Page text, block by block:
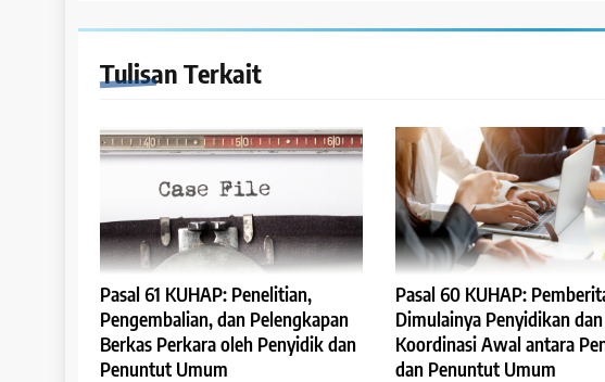
Tulisan Terkait
Pasal 61 KUHAP: Penelitian,
Pengembalian, dan Pelengkapan
Berkas Perkara oleh Penyidik dan
Penuntut Umum
Pasal 60 KUHAP:
Dimulainya Penyidikan dan
Koordinasi Awal antara
dan Penuntut Umum
HUKUM JAMINAN - GADAI
Penghapusan Ketentuan Pasal
KUH Perdata
1 minggu ago